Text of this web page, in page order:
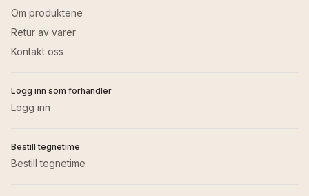
Om produktene
Retur av varer
Kontakt oss
Logg inn som forhandler
Logg inn
Bestill tegnetime
Bestill tegnetime